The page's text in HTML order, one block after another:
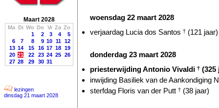
Maart 2028
Ma Di Wo Do Vr Za Zo
1
2 3 4
5
6
7 8 9 10 11 12
13 14 15 16 17 18 19
20 21 22 23 24 25 26
27 28 29 30 31
lezingen
dinsdag 21 maart 2028
woensdag 22 maart 2028
verjaardag Lucia dos Santos † (121 jaar)
donderdag 23 maart 2028
priesterwijding Antonio Vivaldi † (325
inwijding Basiliek van de Aankondiging
sterfdag Floris van der Putt † (38 jaar)